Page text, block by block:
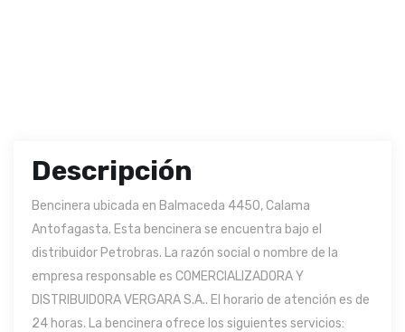
Descripción
Bencinera ubicada en Balmaceda 4450, Calama
Antofagasta. Esta bencinera se encuentra bajo el
distribuidor Petrobras. La razón social o nombre de la
empresa responsable es COMERCIALIZADORA Y
DISTRIBUIDORA VERGARA S.A.. El horario de atención es de
24 horas. La bencinera ofrece los siguientes servicios: